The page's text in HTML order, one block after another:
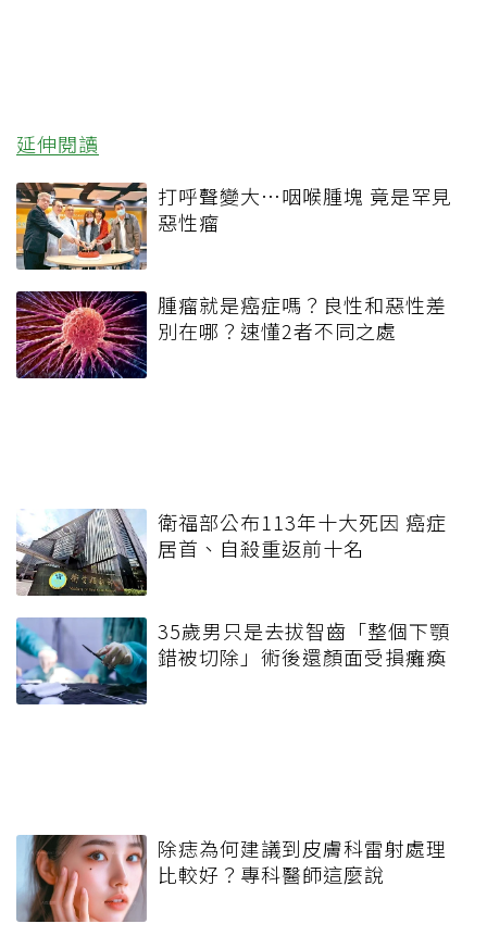
延伸閱讀
打呼聲變大…咽喉腫塊 竟是罕見
惡性瘤
腫瘤就是癌症嗎？良性和惡性差
別在哪？速懂2者不同之處
衛福部公布113年十大死因 癌症
居首、自殺重返前十名
35歲男只是去拔智齒「整個下顎
錯被切除」術後還顏面受損癱瘓
除痣為何建議到皮膚科雷射處理
比較好？專科醫師這麼說